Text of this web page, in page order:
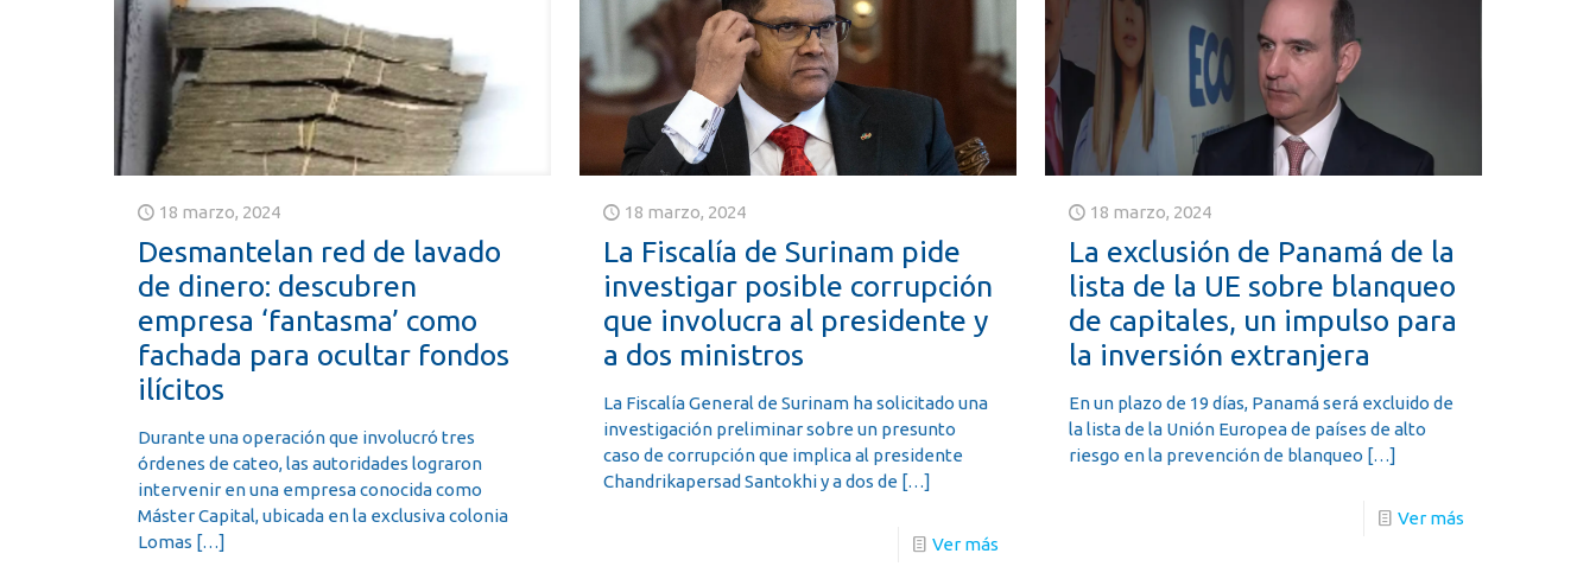
18 marzo, 2024
Desmantelan red de lavado
de dinero: descubren
empresa ‘fantasma’ como
fachada para ocultar fondos
ilícitos
Durante una operación que involucró tres
órdenes de cateo, las autoridades lograron
intervenir en una empresa conocida como
Máster Capital, ubicada en la exclusiva colonia
Lomas […]
18 marzo, 2024
La Fiscalía de Surinam pide
investigar posible corrupción
que involucra al presidente y
a dos ministros
La Fiscalía General de Surinam ha solicitado una
investigación preliminar sobre un presunto
caso de corrupción que implica al presidente
Chandrikapersad Santokhi y a dos de[…]
Ver más
18 marzo, 2024
La exclusión de Panamá de la
lista de la UE sobre blanqueo
de capitales, un impulso para
la inversión extranjera
En un plazo de 19 días, Panamá será excluido de
la lista de la Unión Europea de países de alto
riesgo en la prevención de blanqueo […]
Ver más